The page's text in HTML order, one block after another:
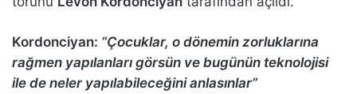
Kordonciyan: “Çocuklar, o dönemin zorluklarına
rağmen yapılanları görsün ve bugünün teknolojisi
ile de neler yapılabileceğini anlasınlar”